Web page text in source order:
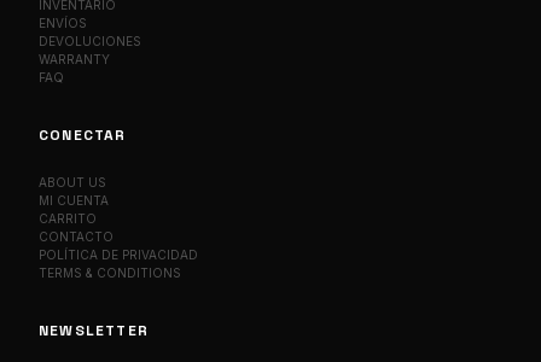
INVENTARIO
ENVÍOS
DEVOLUCIONES
WARRANTY
FAQ
CONECTAR
ABOUT US
MI CUENTA
CARRITO
CONTACTO
POLÍTICA DE PRIVACIDAD
TERMS & CONDITIONS
NEWSLETTER